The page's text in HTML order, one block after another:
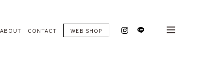
ABOUT CONTACT WEB SHOP